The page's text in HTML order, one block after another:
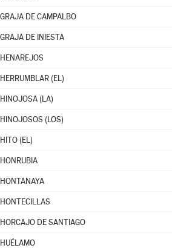
GRAJA DE CAMPALBO
GRAJA DE INIESTA
HENAREJOS
HERRUMBLAR (EL)
HINOJOSA (LA)
HINOJOSOS (LOS)
HITO (EL)
HONRUBIA
HONTANAYA
HONTECILLAS
HORCAJO DE SANTIAGO
HUÉLAMO